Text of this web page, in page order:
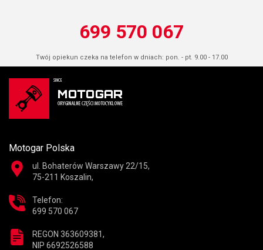
699 570 067
Twój opiekun czeka na telefon w dniach: pon. - pt. 9.00 - 17.00
Motogar Polska
ul. Bohaterów Warszawy 22/15,
75-211 Koszalin,
Telefon:
699 570 067
REGON 363609381,
NIP 6692526588